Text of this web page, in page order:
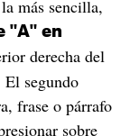
más sencilla,
"A" en
derecha del
segundo
frase o párrafo
sobre